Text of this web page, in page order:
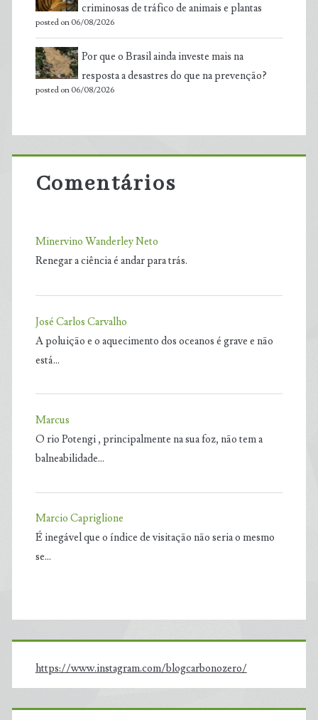
criminosas de tráfico de animais e plantas
posted on 06/08/2026
Por que o Brasil ainda investe mais na
resposta a desastres do que na prevenção?
posted on 06/08/2026
Comentários
Minervino Wanderley Neto
Renegar a ciência é andar para trás.
José Carlos Carvalho
A poluição e o aquecimento dos oceanos é grave e não
está…
Marcus
O rio Potengi , principalmente na sua foz, não tem a
balneabilidade…
Marcio Capriglione
É inegável que o índice de visitação não seria o mesmo
se…
https://www.instagram.com/blogcarbonozero/